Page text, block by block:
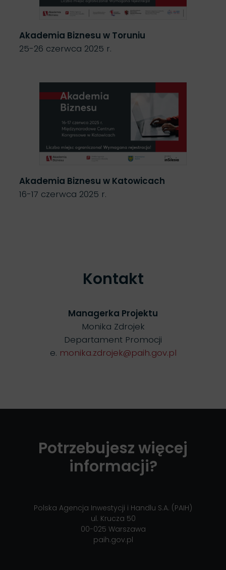
Akademia Biznesu w Toruniu
25-26 czerwca 2025 r.
Akademia Biznesu w Katowicach
16-17 czerwca 2025 r.
Kontakt
Managerka Projektu
Monika Zdrojek
Departament Promocji
e. monika.zdrojek@paih.gov.pl
Potrzebujesz więcej
informacji?
Polska Agencja Inwestycji i Handlu S.A. (PAIH)
ul. Krucza 50
00-025 Warszawa
paih.gov.pl